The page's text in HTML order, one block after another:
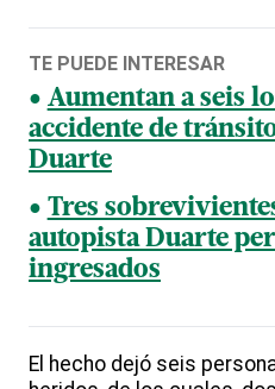
TE PUEDE INTERESAR
Aumentan a seis
accidente de
Duarte
Tres
autopista Duarte
ingresados
El hecho dejó seis